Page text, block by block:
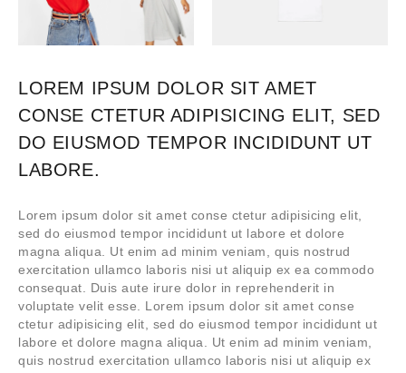
LOREM IPSUM DOLOR SIT AMET
CONSE CTETUR ADIPISICING ELIT, SED
DO EIUSMOD TEMPOR INCIDIDUNT UT
LABORE.
Lorem ipsum dolor sit amet conse ctetur adipisicing elit,
sed do eiusmod tempor incididunt ut labore et dolore
magna aliqua. Ut enim ad minim veniam, quis nostrud
exercitation ullamco laboris nisi ut aliquip ex ea commodo
consequat. Duis aute irure dolor in reprehenderit in
voluptate velit esse. Lorem ipsum dolor sit amet conse
ctetur adipisicing elit, sed do eiusmod tempor incididunt ut
labore et dolore magna aliqua. Ut enim ad minim veniam,
quis nostrud exercitation ullamco laboris nisi ut aliquip ex